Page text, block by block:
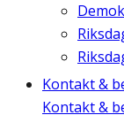
Kontakt &
Kontakt &